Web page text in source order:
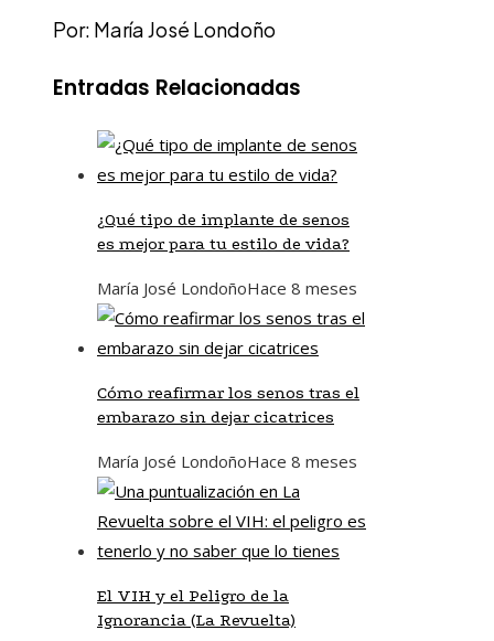
Por: María José Londoño
Entradas Relacionadas
¿Qué tipo de implante de senos
es mejor para tu estilo de vida?
María José LondoñoHace 8 meses
Cómo reafirmar los senos tras el
embarazo sin dejar cicatrices
María José LondoñoHace 8 meses
El VIH y el Peligro de la
Ignorancia (La Revuelta)